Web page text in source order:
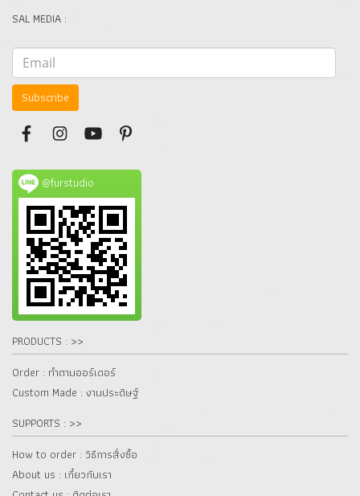
SAL MEDIA :
Subscribe
@furstudio
PRODUCTS : >>
Order : ทำตามออร์เดอร์
Custom Made : งานประดิษฐ์
SUPPORTS : >>
How to order : วิธีการสั่งซื้อ
About us : เกี๋ยวกับเรา